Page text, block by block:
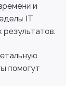
и
IT
помогут